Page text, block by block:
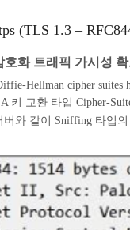
(TLS 1.3 –
화 트래픽 가시성 확
Hellman cipher suites
키 교환 타입 Cipher-
버와 같이 Sniffing 타입